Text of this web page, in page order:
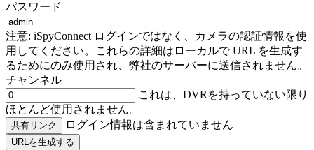
パスワード
注意: iSpyConnect ログインではなく、カメラの認証情報を使
用してください。これらの詳細はローカルで URL を生成す
るためにのみ使用され、弊社のサーバーに送信されません。
チャンネル
これは、DVRを持っていない限り
ほとんど使用されません。
共有リンク ログイン情報は含まれていません
URLを生成する